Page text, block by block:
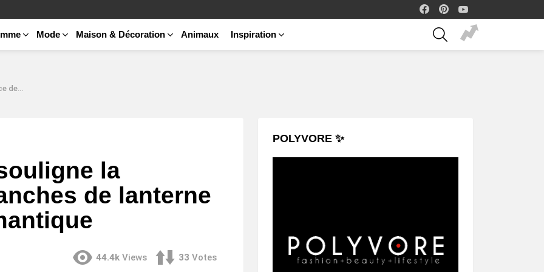
facebook
Mode Maison & Décoration Animaux Inspiration
SEARCH
la
de lanterne
44.4k Views 33 Votes
POLYVORE ✨